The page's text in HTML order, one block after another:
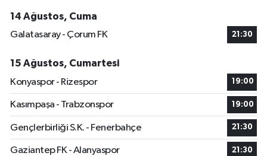
14 Ağustos, Cuma
Galatasaray - Çorum FK
21:30
15 Ağustos, Cumartesi
Konyaspor - Rizespor
19:00
Kasımpaşa - Trabzonspor 19:00
Gençlerbirliği S.K. - Fenerbahçe 21:30
Gaziantep FK - Alanyaspor 21:30